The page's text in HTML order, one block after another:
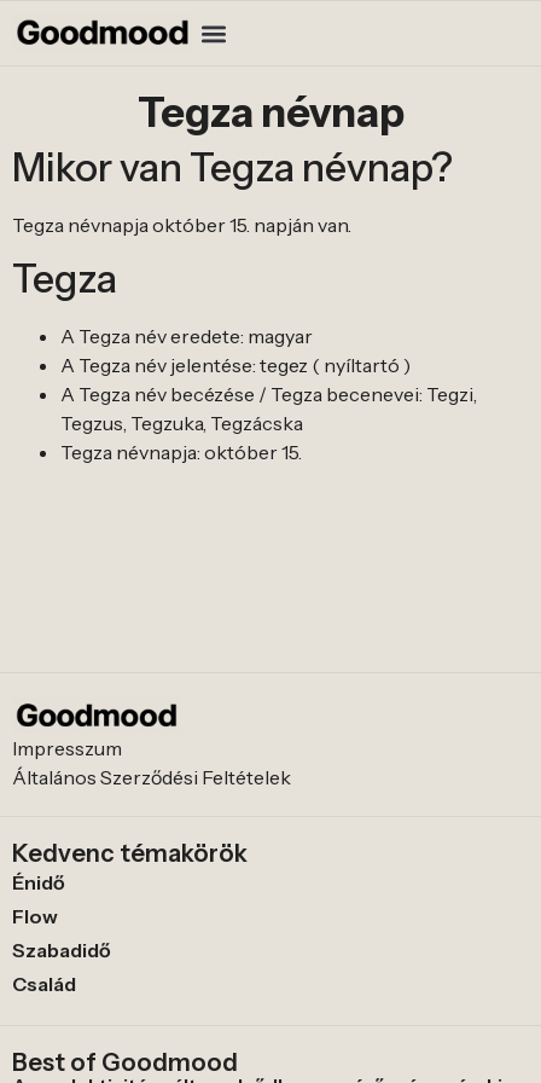
Tegza névnap
Mikor van Tegza névnap?
Tegza névnapja október 15. napján van.
Tegza
A Tegza név eredete: magyar
A Tegza név jelentése: tegez ( nyíltartó )
A Tegza név becézése / Tegza becenevei: Tegzi,
Tegzus, Tegzuka, Tegzácska
Tegza névnapja: október 15.
Impresszum
Általános Szerződési Feltételek
Kedvenc témakörök
Énidő
Flow
Szabadidő
Család
Best of Goodmood